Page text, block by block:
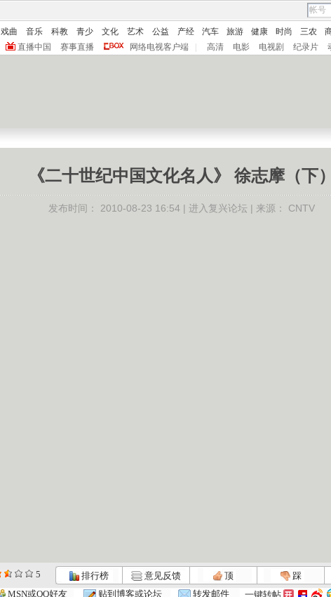
戏曲 音乐 科教 青少 文化 艺术 公益 产经 汽车 旅游 健康 时尚 三农
直播中国 赛事直播 网络电视客户端 高清 电影 电视剧 纪录片
《二十世纪中国文化名人》 徐志摩（下）
发布时间： 2010-08-23 16:54 | 进入复兴论坛 | 来源： CNTV
5 排行榜 意见反馈 顶 踩
MSN或QQ好友 贴到博客或论坛 转发邮件 一键转帖